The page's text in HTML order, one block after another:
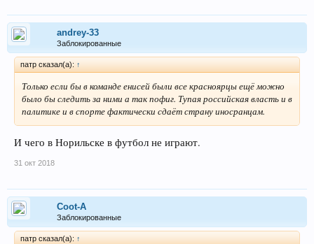
andrey-33
Заблокированные
патр сказал(а): ↑
Только если бы в команде енисей были все красноярцы ещё можно
было бы следить за ними а так пофиг. Тупая российская власть и в
палитике и в спорте фактически сдаёт страну иносранцам.
И чего в Норильске в футбол не играют.
31 окт 2018
Coot-A
Заблокированные
патр сказал(а): ↑